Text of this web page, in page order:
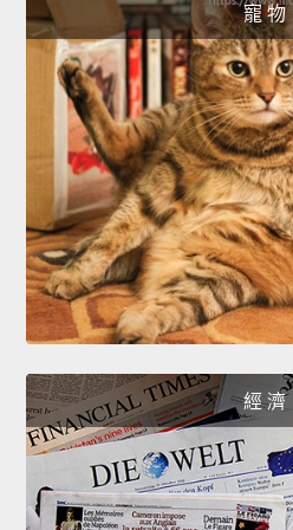
寵 物
經 濟